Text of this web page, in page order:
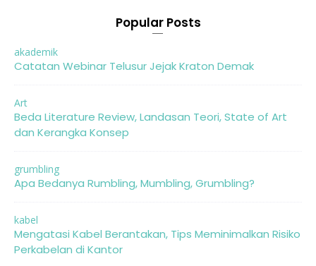
Popular Posts
akademik
Catatan Webinar Telusur Jejak Kraton Demak
Art
Beda Literature Review, Landasan Teori, State of Art
dan Kerangka Konsep
grumbling
Apa Bedanya Rumbling, Mumbling, Grumbling?
kabel
Mengatasi Kabel Berantakan, Tips Meminimalkan Risiko
Perkabelan di Kantor